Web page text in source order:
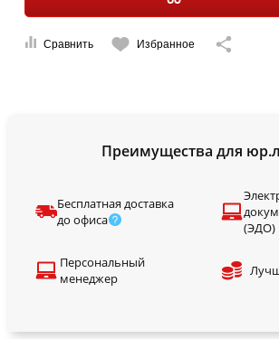
Сравнить Избранное
Преимущества для
Бесплатная доставка
до офиса
(ЭДО)
Персональный
менеджер